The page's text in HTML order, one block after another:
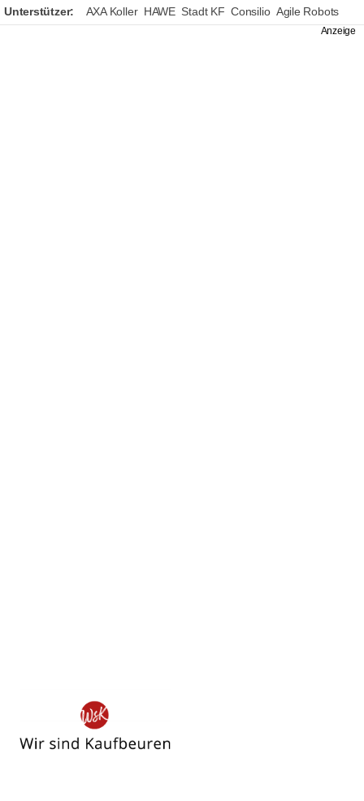
Unterstützer: AXA Koller HAWE Stadt KF Consilio Agile Robots